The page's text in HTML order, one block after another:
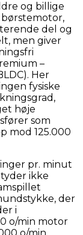
og billige
del og
men giver
–
Her
fysiske
høje
som
mod 125.000
pr. minut
ikke
der
i
o/min motor